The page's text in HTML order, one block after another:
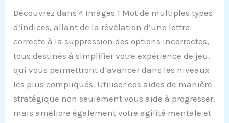
Découvrez dans 4 Images 1 Mot de multiples types
d’indices, allant de la révélation d’une lettre
correcte à la suppression des options incorrectes,
tous destinés à simplifier votre expérience de jeu,
qui vous permettront d’avancer dans les niveaux
les plus compliqués. Utiliser ces aides de manière
stratégique non seulement vous aide à progresser,
mais améliore également votre agilité mentale et